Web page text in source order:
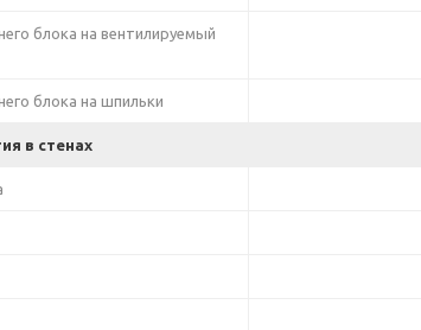
блока на вентилируемый
блока на шпильки
в стенах